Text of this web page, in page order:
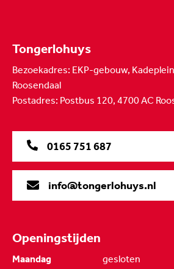
Tongerlohuys
Bezoekadres: EKP-gebouw,
Roosendaal
Postadres: Postbus 120, 4700 AC
0165 751 687
info@tongerlohuys.nl
Openingstijden
Maandag
gesloten